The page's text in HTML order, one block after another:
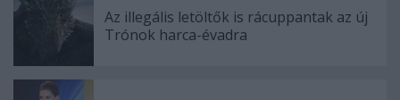
Az illegális letöltők is rácuppantak az új
Trónok harca-évadra